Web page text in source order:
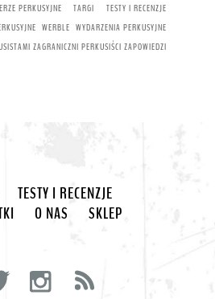
PERKUSYJNE TARGI
TESTY I RECENZJE
WERBLE WYDARZENIA PERKUSYJNE
ZAGRANICZNI PERKUSIŚCI ZAPOWIEDZI
TESTY I RECENZJE
O NAS SKLEP